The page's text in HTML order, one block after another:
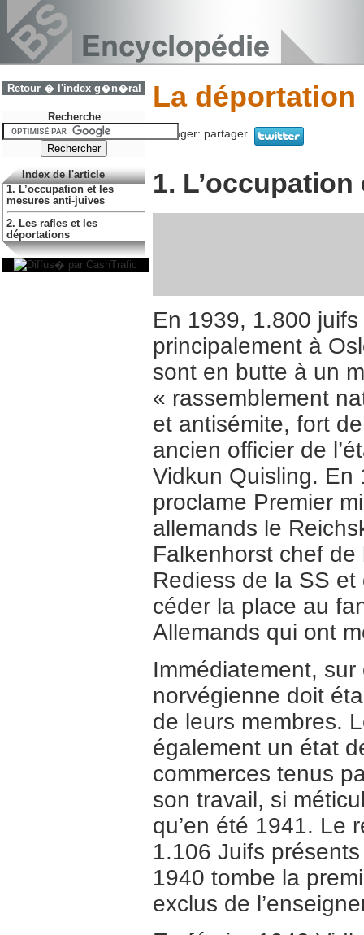
Retour � l'index g�n�ral
Recherche
Index de l'article
1. L’occupation et les
mesures anti-juives
2. Les rafles et les
déportations
La déportation
Partager: partager
1.
En 1939, 1.800
principalement à
sont en butte à un
« rassemblement
et antisémite, fort
ancien officier de
Vidkun Quisling. En
proclame Premier
allemands le
Falkenhorst chef
Rediess de la SS
céder la place au
Allemands qui ont
Immédiatement,
norvégienne doit
de leurs membres.
également un état
commerces tenus
son travail, si
qu’en été 1941. Le
1.106 Juifs
1940 tombe la
exclus de